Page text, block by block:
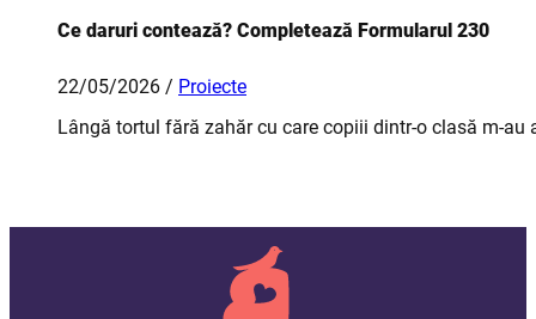
Ce daruri contează? Completează Formularul 230
22/05/2026 / Proiecte
Lângă tortul fără zahăr cu care copiii dintr-o clasă m-